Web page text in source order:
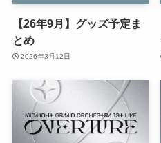
【26年9月】グッズ予定ま
とめ
2026年3月12日